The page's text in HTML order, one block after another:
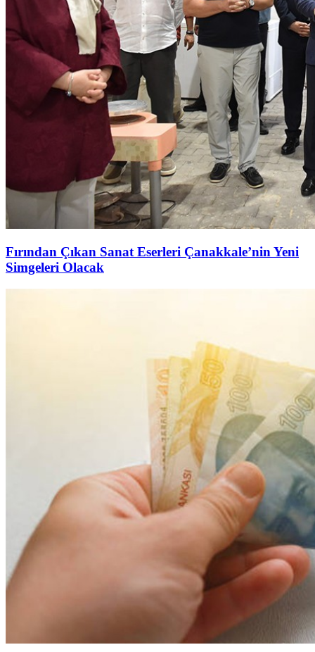
Fırından Çıkan Sanat Eserleri Çanakkale’nin Yeni
Simgeleri Olacak